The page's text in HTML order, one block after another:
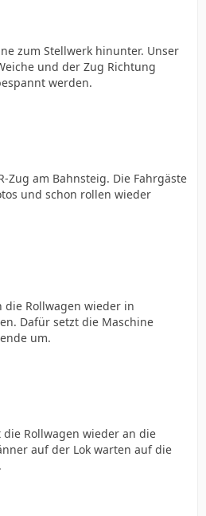
zum Stellwerk hinunter. Unser
und der Zug Richtung
werden.
Zug am Bahnsteig. Die Fahrgäste
und schon rollen wieder
Rollwagen wieder in
Dafür setzt die Maschine
um.
Rollwagen wieder an die
auf der Lok warten auf die